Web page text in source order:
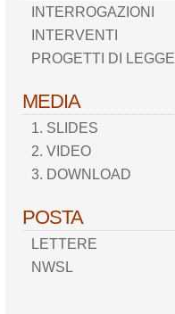
INTERROGAZIONI
INTERVENTI
PROGETTI DI LEGGE
MEDIA
1. SLIDES
2. VIDEO
3. DOWNLOAD
POSTA
LETTERE
NWSL